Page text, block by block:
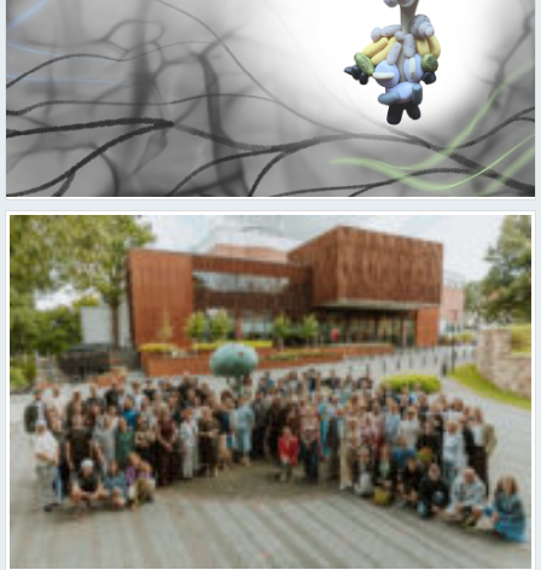
Valmieras teātris uzsāk 104. sezonu – par varu, brīvību